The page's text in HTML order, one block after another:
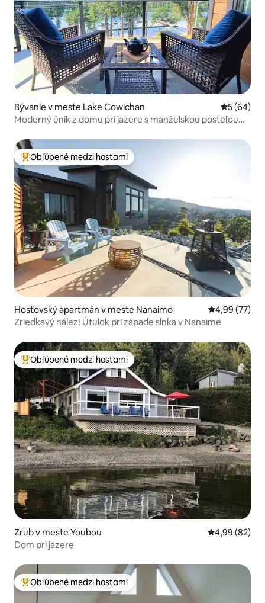
Bývanie v meste Lake Cowichan
5 (64)
Moderný únik z domu pri jazere s manželskou posteľou
Najobľúbenejšie medzi hosťami
Obľúbené medzi hosťami
Hosťovský apartmán v meste Nanaimo Priemerné
4,99 (77)
Zriedkavý nález! Útulok pri západe slnka v Nanaime
Najobľúbenejšie medzi hosťami
Obľúbené medzi hosťami
Zrub v meste Youbou Priemerné
4,99 (82)
Dom pri jazere
Najobľúbenejšie medzi hosťami
Obľúbené medzi hosťami